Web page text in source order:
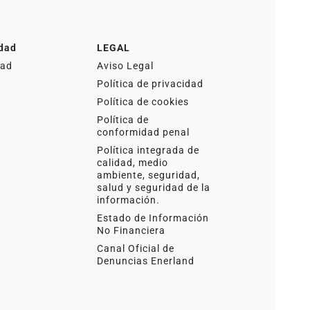
LEGAL
Aviso Legal
Política de privacidad
Política de cookies
Política de
conformidad penal
Política integrada de
calidad, medio
ambiente, seguridad,
salud y seguridad de la
información.
Estado de Información
No Financiera
Canal Oficial de
Denuncias Enerland